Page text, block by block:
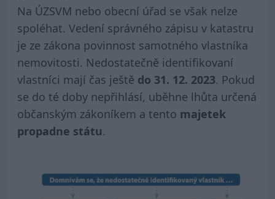
Na ÚZSVM nebo obecní úřad se však nelze
spoléhat. Vedení správného zápisu v katastru
je ze zákona povinnost samotného vlastníka
nemovitosti. Nedostatečně identifikovaní
vlastníci mají čas ještě do 31. 12. 2023. Pokud
se do té doby nepřihlásí, uběhne lhůta určená
občanským zákoníkem a tento majetek
propadne státu.